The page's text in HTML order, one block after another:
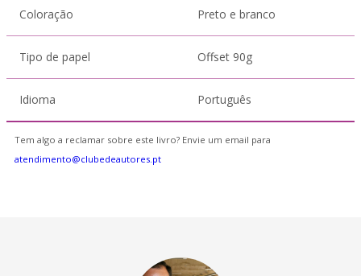
Coloração Preto e branco
Tipo de papel Offset 90g
Idioma Português
Tem algo a reclamar sobre este livro? Envie um email para
atendimento@clubedeautores.pt